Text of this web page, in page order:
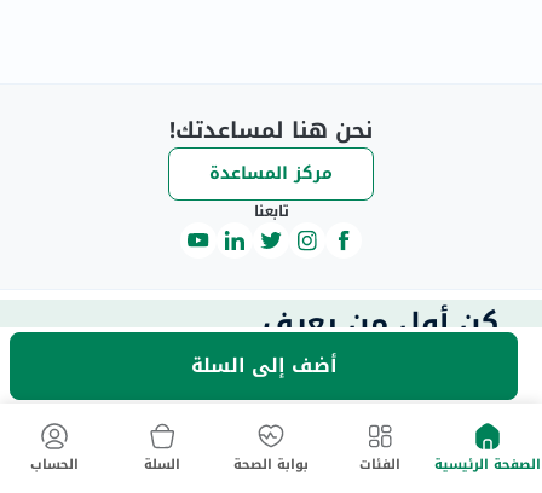
أضف إلى السلة
نحن هنا لمساعدتك!
مركز المساعدة
تابعنا
كن أول من يعرف
اشترك الآن لتصلك أحدث عروض باقات الجمال والصحة، واحصل
خصم 40٪ على طلبك الأول
40 للعملاء الجدد فقط. تطبق الشروط والأحكام.
الصفحة الرئيسية الفئات بوابة الصحة السلة الحساب